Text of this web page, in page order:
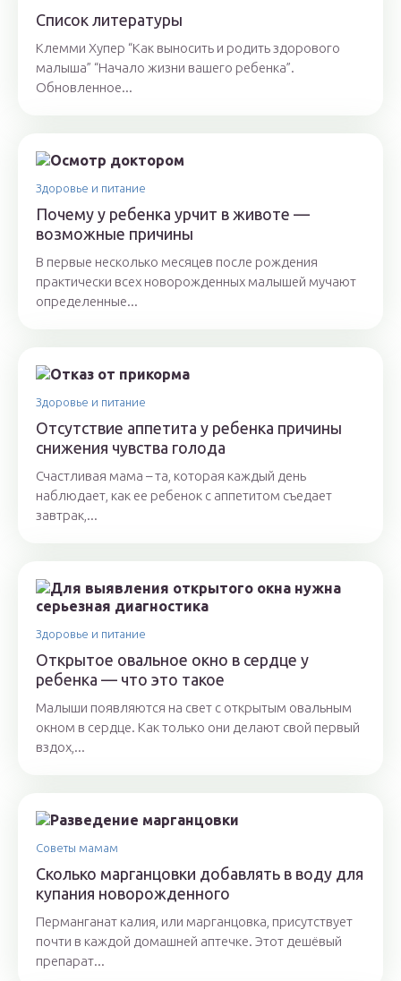
Список литературы
Клемми Хупер “Как выносить и родить здорового
малыша” “Начало жизни вашего ребенка”.
Обновленное...
Здоровье и питание
Почему у ребенка урчит в животе —
возможные причины
В первые несколько месяцев после рождения
практически всех новорожденных малышей мучают
определенные...
Здоровье и питание
Отсутствие аппетита у ребенка причины
снижения чувства голода
Счастливая мама – та, которая каждый день
наблюдает, как ее ребенок с аппетитом съедает
завтрак,...
Здоровье и питание
Открытое овальное окно в сердце у
ребенка — что это такое
Малыши появляются на свет с открытым овальным
окном в сердце. Как только они делают свой первый
вздох,...
Советы мамам
Сколько марганцовки добавлять в воду для
купания новорожденного
Перманганат калия, или марганцовка, присутствует
почти в каждой домашней аптечке. Этот дешёвый
препарат...